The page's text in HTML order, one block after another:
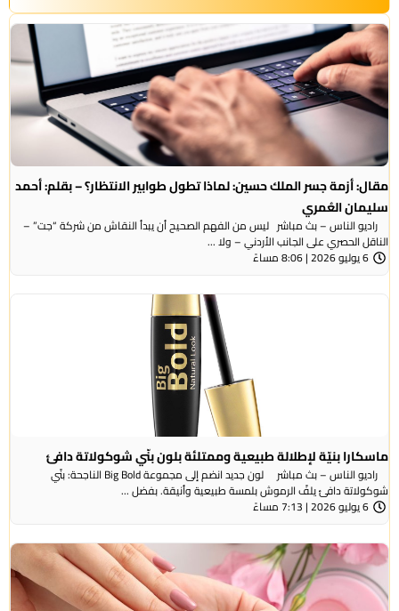
مقال: أزمة جسر الملك حسين: لماذا تطول طوابير الانتظار؟ – بقلم: أحمد
سليمان العُمري
راديو الناس – بث مباشر ليس من الفهم الصحيح أن يبدأ النقاش من شركة “جت” –
الناقل الحصري على الجانب الأردني – ولا ...
6 يوليو 2026 | 8:06 مساءً
ماسكارا بنيّة لإطلالة طبيعية وممتلئة بلون بنّي شوكولاتة دافئ
راديو الناس – بث مباشر لون جديد انضم إلى مجموعة Big Bold الناجحة: بنّي
شوكولاتة دافئ يلفّ الرموش بلمسة طبيعية وأنيقة. بفضل ...
6 يوليو 2026 | 7:13 مساءً